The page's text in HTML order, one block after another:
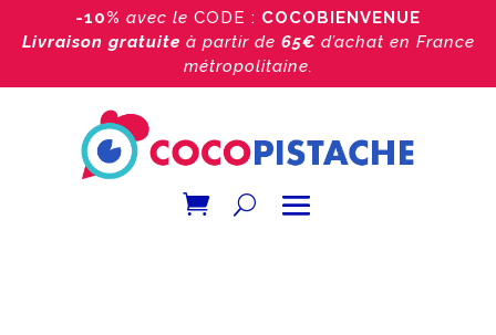
-10% avec le CODE : COCOBIENVENUE
Livraison gratuite à partir de 65€ d’achat en France
métropolitaine.